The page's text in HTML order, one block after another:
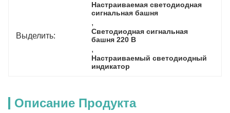
Выделить:
Настраиваемая светодиодная
сигнальная башня
,
Светодиодная сигнальная
башня 220 В
,
Настраиваемый светодиодный
индикатор
Описание Продукта